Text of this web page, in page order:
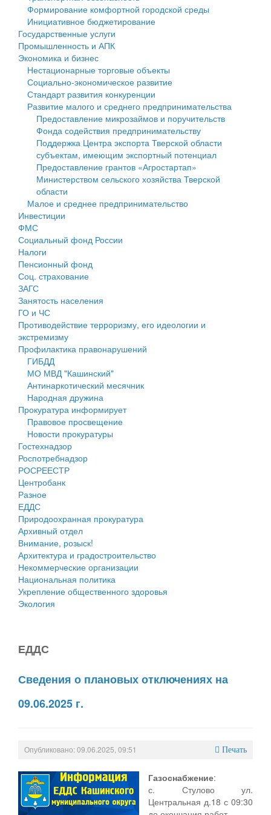
Государственные услуги
Промышленность и АПК
Экономика и бизнес
Символика
Устав
Гостям округа
Туризм
Культура
Образование
Здравоохранение
Социальная защита
Фотоальбом
муниципального округа Тверской области
Администрация Кашинского муниципального округа
Тверской области
Управление сельскими территориями
Открытые данные
Работа с обращениями граждан
Муниципальный контроль
Муниципальные услуги
Проекты административных регламентов
Антимонопольный комплаенс
Противодействие коррупции
Финансовое управление
Бюджет для граждан
Имущество
Выявление правообладателей ранее учтенных
объектов недвижимости
Имущественная поддержка субъектов малого и
среднего предпринимательства
Информационная поддержка субъектов малого и
среднего предпринимательства
Муниципальные программы
Контрольно-счетная палата
Персональные данные
Оценка регулирующего воздействия
Деятельность МУ
Нормативы градостроительного проектирования
Правила землепользования и застройки
Генеральные планы
Проекты планировки территории
Собрание депутатов
Городское поселение
Сельские поселения
Формирование комфортной городской среды
Инициативное бюджетирование
Государственные услуги
Промышленность и АПК
Экономика и бизнес
Нестационарные торговые объекты
Социально-экономическое развитие
Стандарт развития конкуренции
Развитие малого и среднего предпринимательства
Предоставление микрозаймов и поручительств
Фонда содействия предпринимательству
Поддержка Центра экспорта Тверской области
субъектам, имеющим экспортный потенциал
Предоставление грантов «Агростартап»
Министерством сельского хозяйства Тверской
области
Малое и среднее предпринимательство
Инвестиции
ФМС
Социальный фонд России
Налоги
Пенсионный фонд
Соц. страхование
ЗАГС
Занятость населения
ГО и ЧС
Противодействие терроризму, его идеологии и
экстремизму
Профилактика правонарушений
ГИБДД
МО МВД "Кашинский"
Антинаркотический месячник
Народная дружина
Прокуратура информирует
Правовое просвещение
Новости прокуратуры
Гостехнадзор
Роспотребнадзор
РОСРЕЕСТР
Центробанк
Разное
ЕДДС
Природоохранная прокуратура
Архивный отдел
Внимание, розыск!
Архитектура и градостроительство
Некоммерческие организации
Национальная политика
Укрепление общественного здоровья
Экология
ЕДДС
Сведения о плановых отключениях на
09.06.2025 г.
Опубликовано: 09.06.2025, 09:51 Печать
Газоснабжение:
с. Стулово ул.
Центральная д.18 с 09:30